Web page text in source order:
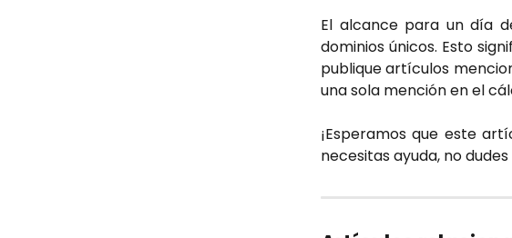
El alcance para un día
dominios únicos. Esto
publique artículos
una sola mención en el
¡Esperamos que este
necesitas ayuda, no